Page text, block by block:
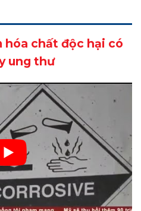
hóa chất độc hại có
ung thư